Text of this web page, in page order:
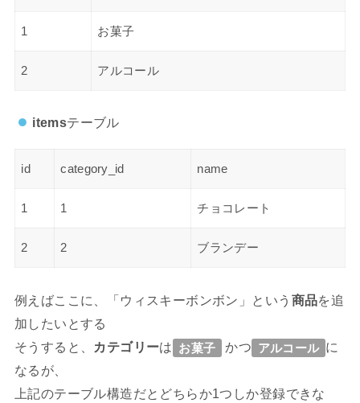
1 お菓子
2 アルコール
itemsテーブル
id category_id name
1 1 チョコレート
2 2 ブランデー
例えばここに、「ウィスキーボンボン」という 商品を追
加したいとする
そうすると、 カテゴリーは お菓子 かつ アルコール に
なるが、
上記のテーブル構造だとどちらか1つしか登録できな